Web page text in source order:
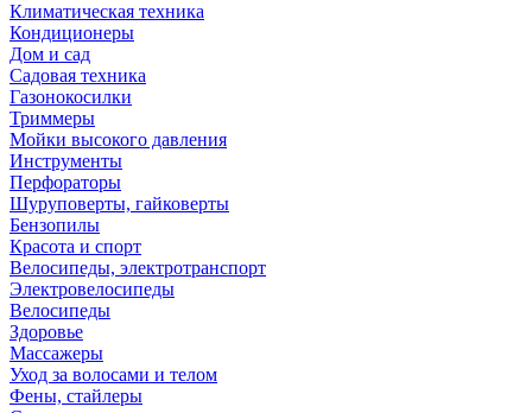
Климатическая техника
Кондиционеры
Дом и сад
Садовая техника
Газонокосилки
Триммеры
Мойки высокого давления
Инструменты
Перфораторы
Шуруповерты, гайковерты
Бензопилы
Красота и спорт
Велосипеды, электротранспорт
Электровелосипеды
Велосипеды
Здоровье
Массажеры
Уход за волосами и телом
Фены, стайлеры